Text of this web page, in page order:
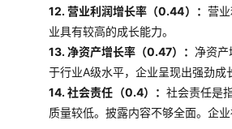
12. 营业利润增长率（0.44）： 营
业具有较高的成长能力。
13. 净资产增长率（0.47）： 净资
于行业A级水平，企业呈现出强劲成
14. 社会责任（0.4）： 社会责任是
质量较低。披露内容不够全面。企